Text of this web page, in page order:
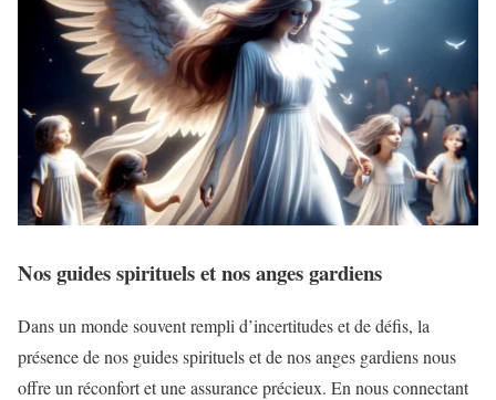
Nos guides spirituels et nos anges gardiens
Dans un monde souvent rempli d’incertitudes et de défis, la
présence de nos guides spirituels et de nos anges gardiens nous
offre un réconfort et une assurance précieux. En nous connectant